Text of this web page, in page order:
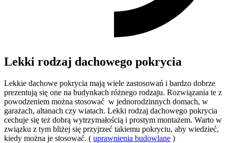
Lekki rodzaj dachowego pokrycia
Lekkie dachowe pokrycia mają wiele zastosowań i bardzo dobrze
prezentują się one na budynkach różnego rodzaju. Rozwiązania te z
powodzeniem można stosować w jednorodzinnych domach, w
garażach, altanach czy wiatach. Lekki rodzaj dachowego pokrycia
cechuje się też dobrą wytrzymałością i prostym montażem. Warto w
związku z tym bliżej się przyjrzeć takiemu pokryciu, aby wiedzieć,
kiedy można je stosować. ( uprawnienia budowlane )